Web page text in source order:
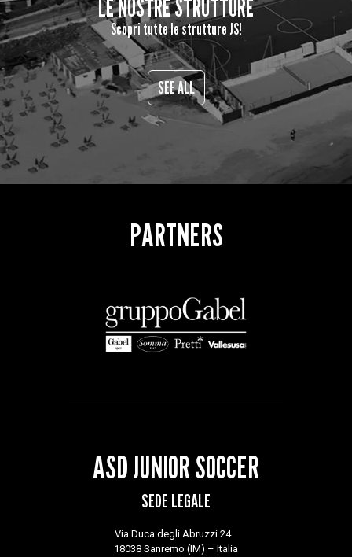
LE NOSTRE STRUTTURE
Scopri tutte le strutture JS!
SEE ALL
PARTNERS
ASD JUNIOR SOCCER
SEDE LEGALE
Via Duca degli Abruzzi 24
18038 Sanremo (IM) – Italia